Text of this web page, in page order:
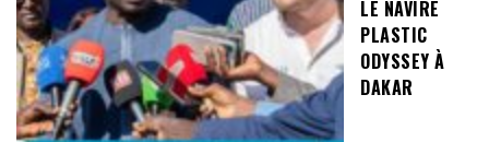
LE NAVIRE
PLASTIC
ODYSSEY À
DAKAR